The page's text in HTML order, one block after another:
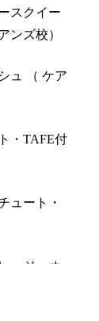
スクイー
ンズ校）
ュ （ ケア
・TAFE付
ュート・
ッジ・オ